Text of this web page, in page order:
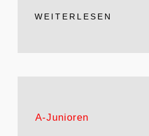
WEITERLESEN
A-Junioren